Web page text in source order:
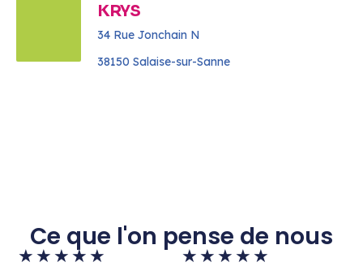
KRYS
34 Rue Jonchain N
38150 Salaise-sur-Sanne
Ce que l'on pense de nous
★ ★ ★ ★ ★ ★ ★ ★ ★ ★